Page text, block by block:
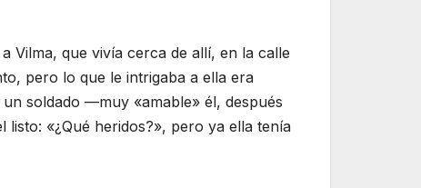
Vilma, que vivía cerca de allí, en la calle
pero lo que le intrigaba a ella era
soldado —muy «amable» él, después
«¿Qué heridos?», pero ya ella tenía